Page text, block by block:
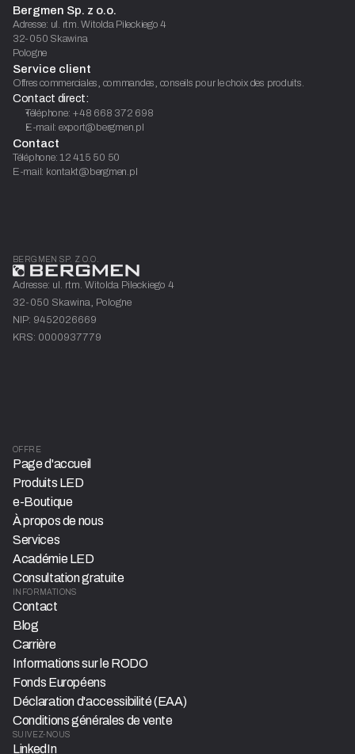
Bergmen Sp. z o.o.
Adresse: ul. rtm. Witolda Pileckiego 4
32-050 Skawina
Pologne
Service client
Offres commerciales, commandes, conseils pour le choix des produits.
Contact direct:
Téléphone: +48 668 372 698
E-mail: export@bergmen.pl
Contact
Téléphone: 12 415 50 50
E-mail: kontakt@bergmen.pl
BERGMEN SP. Z O.O.
Adresse: ul. rtm. Witolda Pileckiego 4
32-050 Skawina, Pologne
NIP: 9452026669
KRS: 0000937779
OFFRE
Page d'accueil
Produits LED
e-Boutique
À propos de nous
Services
Académie LED
Consultation gratuite
INFORMATIONS
Contact
Blog
Carrière
Informations sur le RODO
Fonds Européens
Déclaration d'accessibilité (EAA)
Conditions générales de vente
SUIVEZ-NOUS
LinkedIn